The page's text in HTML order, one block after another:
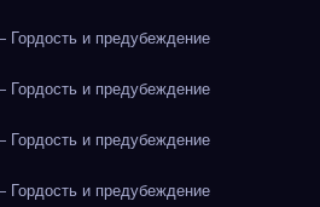
и предубеждение
и предубеждение
и предубеждение
и предубеждение